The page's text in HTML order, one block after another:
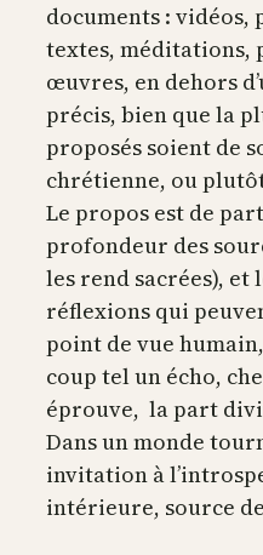
documents : vidéos,
textes, méditations,
œuvres, en dehors
précis, bien que la
proposés soient de
chrétienne, ou
Le propos est de
profondeur des
les rend sacrées),
réflexions qui
point de vue
coup tel un écho,
éprouve, la part
Dans un monde
invitation à
intérieure, source